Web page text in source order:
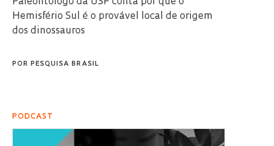
Hemisfério Sul é o provável local de origem
dos dinossauros
POR PESQUISA BRASIL
PODCAST